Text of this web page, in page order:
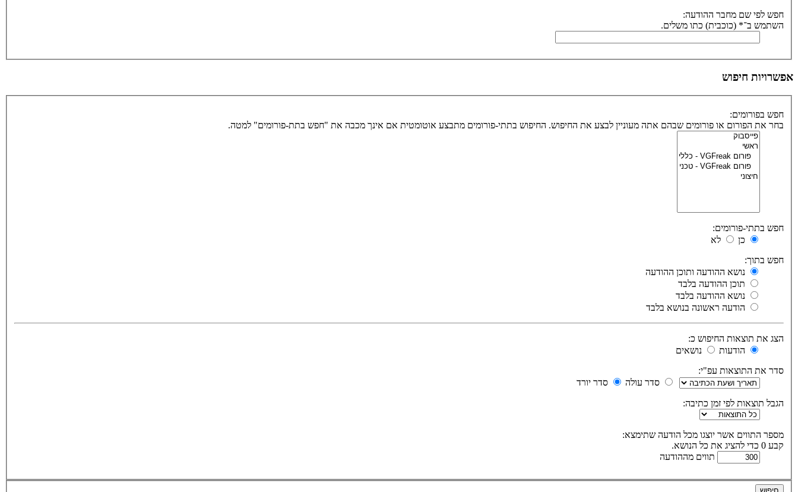
חפש לפי שם מחבר ההודעה:
השתמש ב־* (כוכבית) כתו משלים.
אפשרויות חיפוש
חפש בפורומים:
בחר את הפורום או פורומים שבהם אתה מעוניין לבצע את החיפוש. החיפוש בתתי-פורומים מתבצע אוטומטית אם אינך מכבה את "חפש בתת-פורומים" למטה.
חפש בתתי-פורומים:
כן
לא
חפש בתוך:
נושא ההודעה ותוכן ההודעה
תוכן ההודעה בלבד
נושא ההודעה בלבד
הודעה ראשונה בנושא בלבד
הצג את תוצאות החיפוש כ:
הודעות
נושאים
סדר את התוצאות עפ"י:
סדר עולה
סדר יורד
הגבל תוצאות לפי זמן כתיבה:
מספר התווים אשר יוצגו מכל הודעה שתימצא:
קבע 0 כדי להציג את כל הנושא.
תווים מההודעה